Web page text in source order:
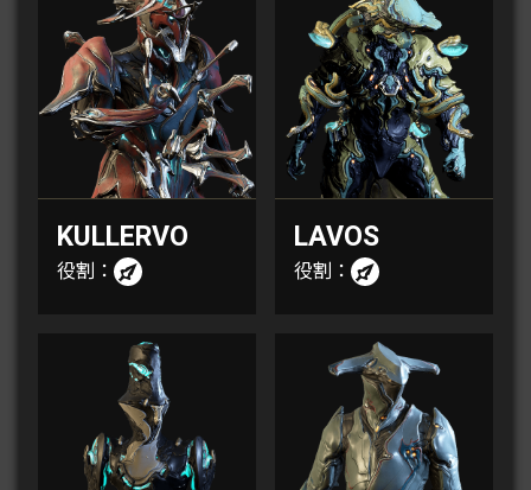
KULLERVO
役割：
LAVOS
役割：